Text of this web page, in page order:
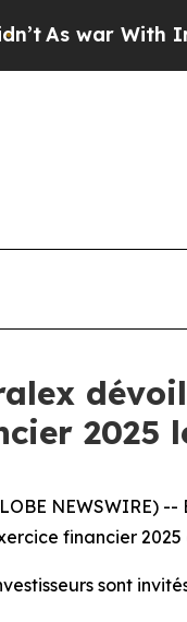
With Iran
2025
financier
sont